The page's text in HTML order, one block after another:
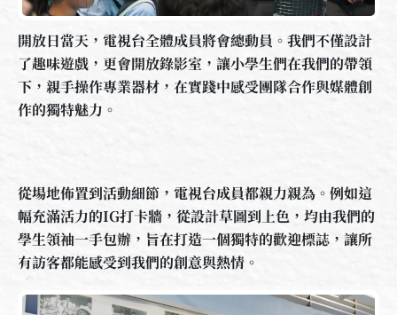
開放日當天，電視台全體成員將會總動員。我們不僅設計
了趣味遊戲，更會開放錄影室，讓小學生們在我們的帶領
下，親手操作專業器材，在實踐中感受團隊合作與媒體創
作的獨特魅力。
從場地佈置到活動細節，電視台成員都親力親為。例如這
幅充滿活力的IG打卡牆，從設計草圖到上色，均由我們的
學生領袖一手包辦，旨在打造一個獨特的歡迎標誌，讓所
有訪客都能感受到我們的創意與熱情。